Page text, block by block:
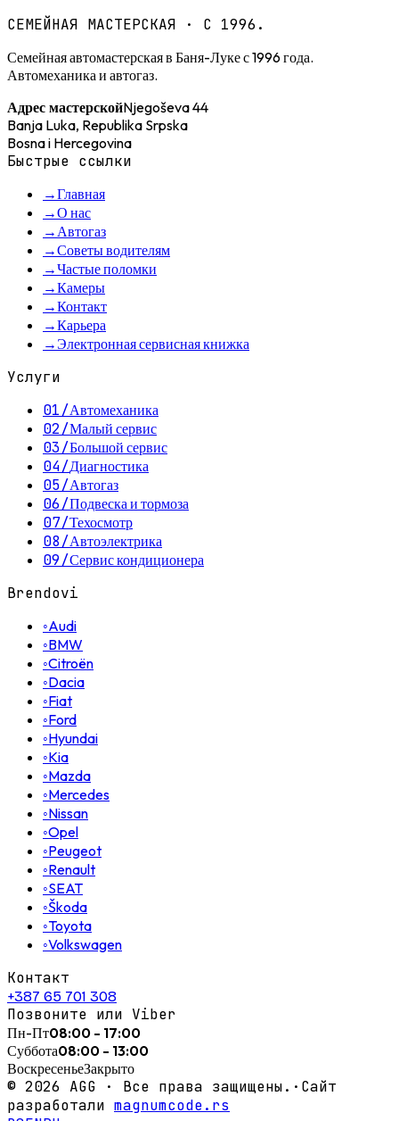
СЕМЕЙНАЯ МАСТЕРСКАЯ · С 1996.
Семейная автомастерская в Баня-Луке с 1996 года.
Автомеханика и автогаз.
Адрес мастерскойNjegoševa 44
Banja Luka, Republika Srpska
Bosna i Hercegovina
Быстрые ссылки
→Главная
→О нас
→Автогаз
→Советы водителям
→Частые поломки
→Камеры
→Контакт
→Карьера
→Электронная сервисная книжка
Услуги
01/Автомеханика
02/Малый сервис
03/Большой сервис
04/Диагностика
05/Автогаз
06/Подвеска и тормоза
07/Техосмотр
08/Автоэлектрика
09/Сервис кондиционера
Brendovi
◦Audi
◦BMW
◦Citroën
◦Dacia
◦Fiat
◦Ford
◦Hyundai
◦Kia
◦Mazda
◦Mercedes
◦Nissan
◦Opel
◦Peugeot
◦Renault
◦SEAT
◦Škoda
◦Toyota
◦Volkswagen
Контакт
+387 65 701 308
Позвоните или Viber
Пн-Пт08:00 - 17:00
Суббота08:00 - 13:00
ВоскресеньеЗакрыто
© 2026 AGG · Все права защищены. · Сайт
разработали magnumcode.rs